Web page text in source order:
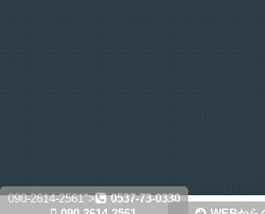
Copyright© カーグレード , 2016 All Rights
090-2614-2561">
0537-73-0330